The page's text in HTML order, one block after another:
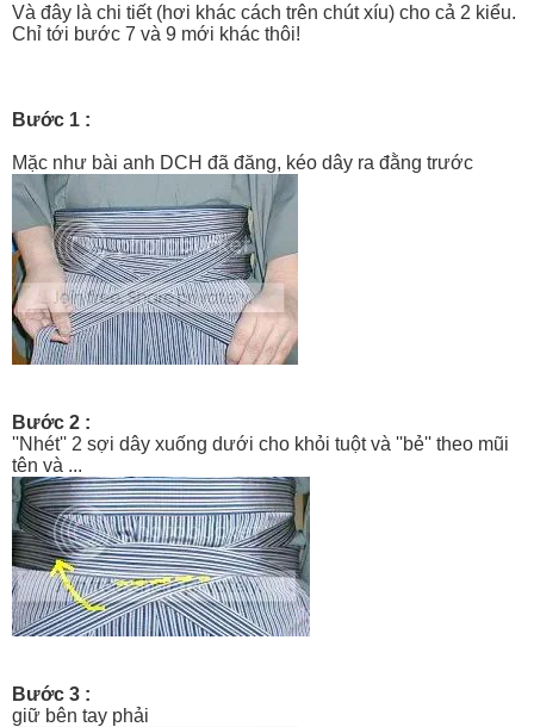
Và đây là chi tiết (hơi khác cách trên chút xíu) cho cả 2 kiểu.
Chỉ tới bước 7 và 9 mới khác thôi!
Bước 1 :
Mặc như bài anh DCH đã đăng, kéo dây ra đằng trước
Bước 2 :
''Nhét'' 2 sợi dây xuống dưới cho khỏi tuột và ''bẻ'' theo mũi
tên và ...
Bước 3 :
giữ bên tay phải